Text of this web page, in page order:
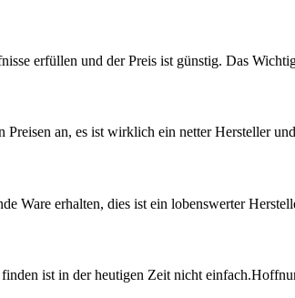
erfüllen und der Preis ist günstig. Das
an, es ist wirklich ein netter Hersteller
Ware erhalten, dies ist ein lobenswerter
ist in der heutigen Zeit nicht